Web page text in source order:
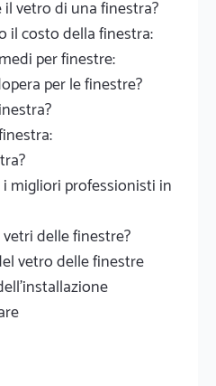
vetro di una finestra?
il costo della finestra:
per finestre:
per le finestre?
migliori professionisti in
delle finestre?
vetro delle finestre